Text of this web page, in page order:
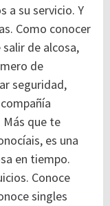
a su servicio. Y
Como conocer
de alcosa,
de
seguridad,
Más que te
es una
en tiempo.
Conoce
singles